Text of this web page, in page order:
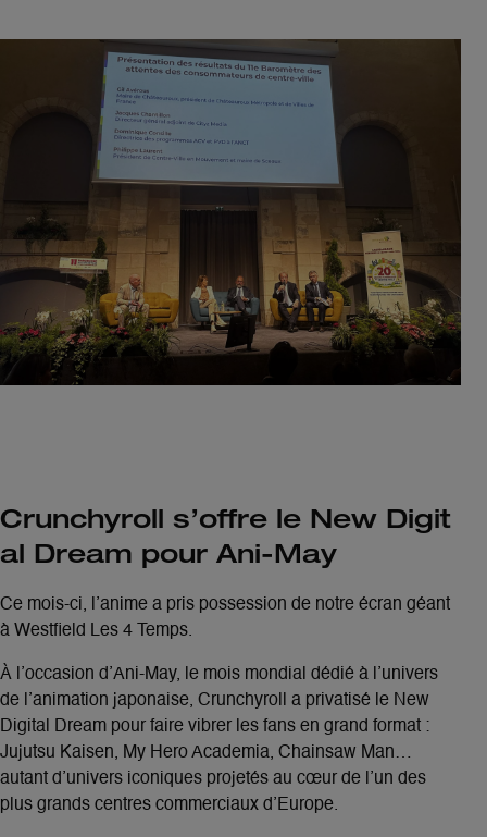
Crunchyroll s’offre le New Digit
al Dream pour Ani-May
Ce mois-ci, l’anime a pris possession de notre écran géant
à Westfield Les 4 Temps.
À l’occasion d’Ani-May, le mois mondial dédié à l’univers
de l’animation japonaise, Crunchyroll a privatisé le New
Digital Dream pour faire vibrer les fans en grand format :
Jujutsu Kaisen, My Hero Academia, Chainsaw Man…
autant d’univers iconiques projetés au cœur de
l’un des
plus grands centres commerciaux d’Europe.